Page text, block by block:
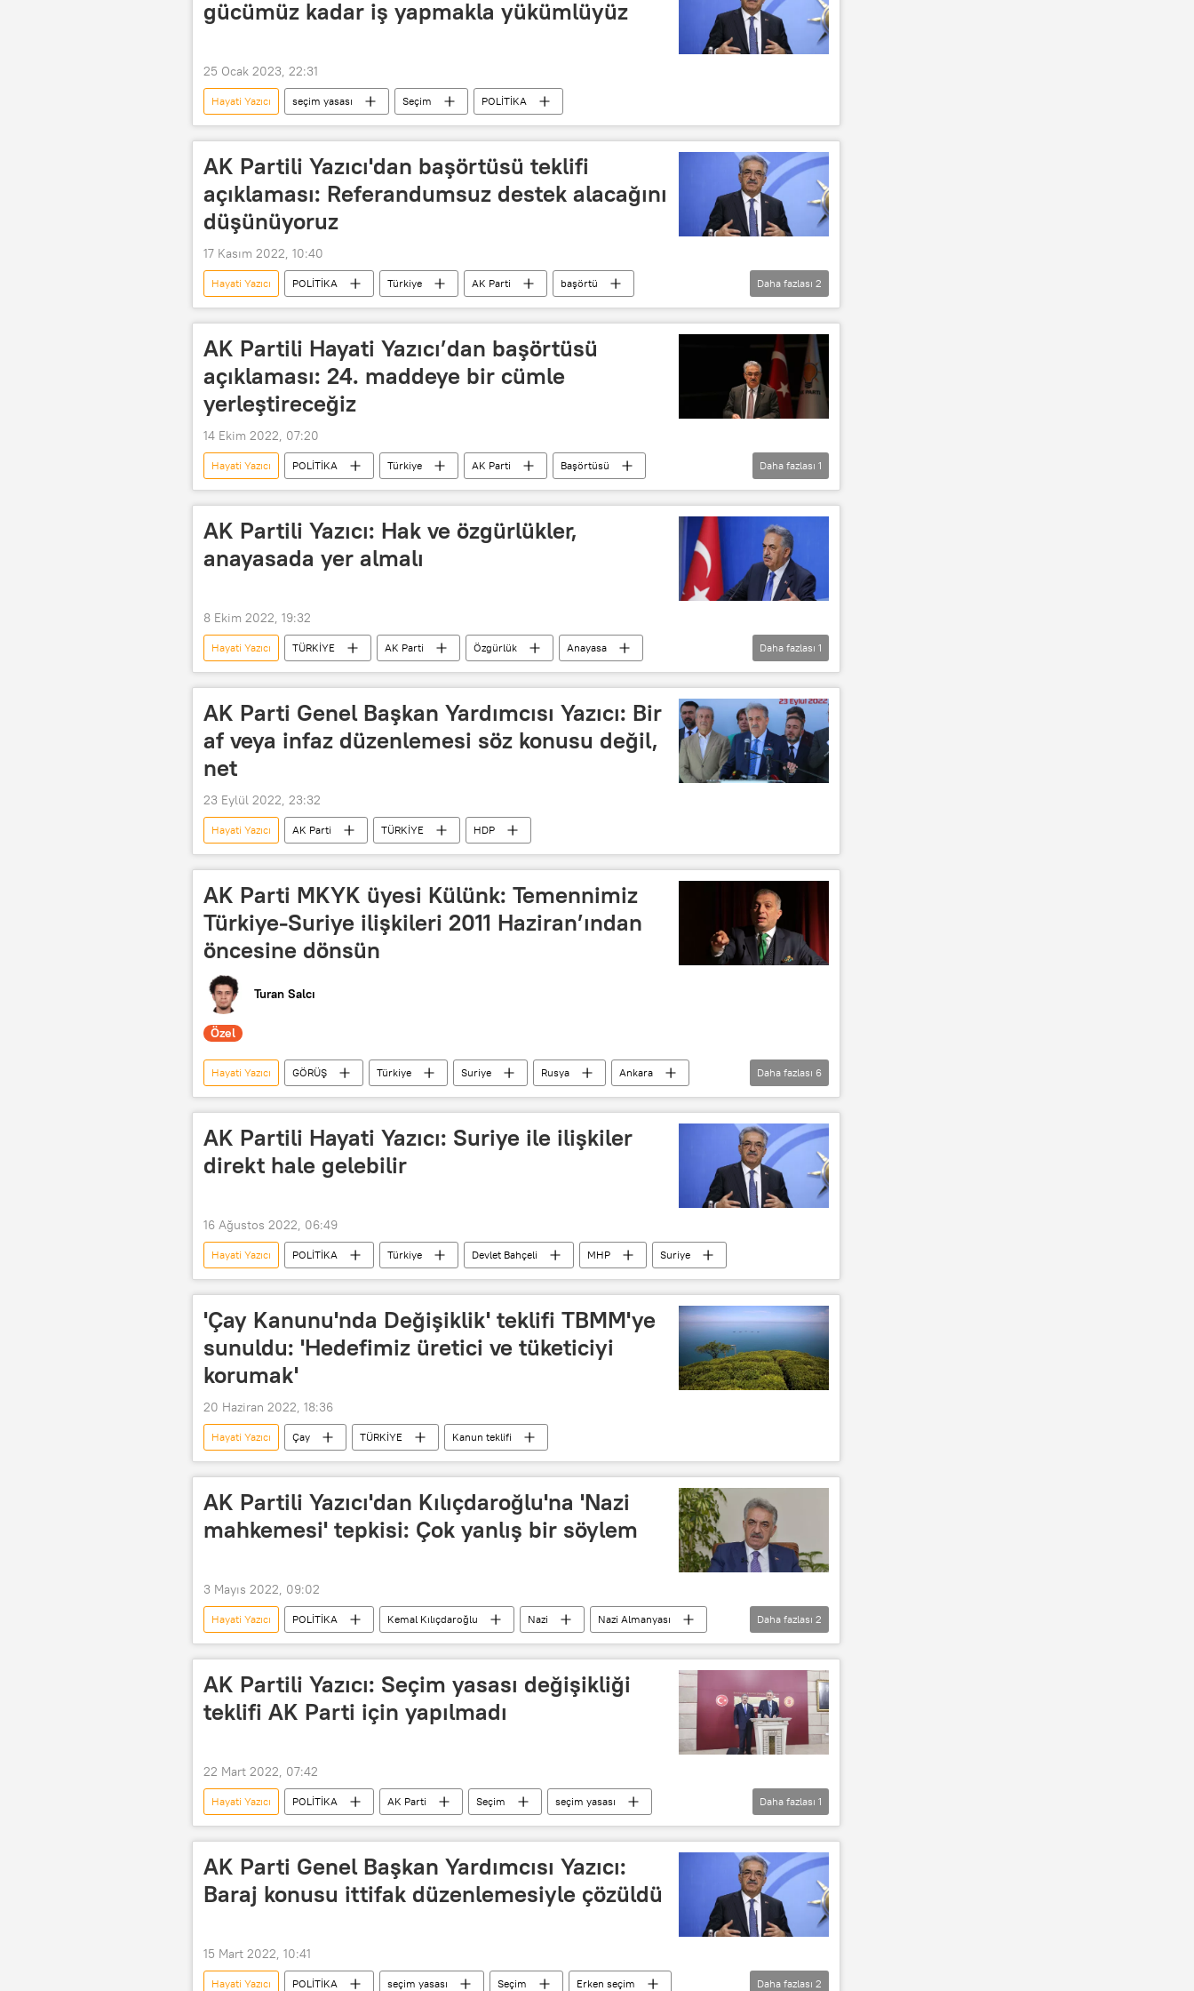
gücümüz kadar iş yapmakla yükümlüyüz
25 Ocak 2023, 22:31
Hayati Yazıcı seçim yasası Seçim POLİTİKA
AK Partili Yazıcı'dan başörtüsü teklifi
açıklaması: Referandumsuz destek alacağını
düşünüyoruz
17 Kasım 2022, 10:40
Hayati Yazıcı POLİTİKA Türkiye AK Parti
başörtü
başörtüsü yasağı
Referandum
Daha fazlası 2
AK Partili Hayati Yazıcı’dan başörtüsü
açıklaması: 24. maddeye bir cümle
yerleştireceğiz
14 Ekim 2022, 07:20
Hayati Yazıcı POLİTİKA Türkiye AK Parti
Başörtüsü
Anayasa değişikliği
Daha fazlası 1
AK Partili Yazıcı: Hak ve özgürlükler,
anayasada yer almalı
8 Ekim 2022, 19:32
Hayati Yazıcı TÜRKİYE AK Parti Özgürlük
Anayasa
cumhur ittifakı
Daha fazlası 1
AK Parti Genel Başkan Yardımcısı Yazıcı: Bir
af veya infaz düzenlemesi söz konusu değil,
net
23 Eylül 2022, 23:32
Hayati Yazıcı AK Parti TÜRKİYE HDP
AK Parti MKYK üyesi Külünk: Temennimiz
Türkiye-Suriye ilişkileri 2011 Haziran’ından
öncesine dönsün
Turan Salcı
Özel
Hayati Yazıcı GÖRÜŞ Türkiye Suriye Rusya
Ankara
Şam
Mevlüt Çavuşoğlu Devlet Bahçeli Metin Külünk
Turan Salcı
Daha fazlası 6
AK Partili Hayati Yazıcı: Suriye ile ilişkiler
direkt hale gelebilir
16 Ağustos 2022, 06:49
Hayati Yazıcı POLİTİKA Türkiye Devlet Bahçeli MHP Suriye
'Çay Kanunu'nda Değişiklik' teklifi TBMM'ye
sunuldu: 'Hedefimiz üretici ve tüketiciyi
korumak'
20 Haziran 2022, 18:36
Hayati Yazıcı Çay TÜRKİYE Kanun teklifi
AK Partili Yazıcı'dan Kılıçdaroğlu'na 'Nazi
mahkemesi' tepkisi: Çok yanlış bir söylem
3 Mayıs 2022, 09:02
Hayati Yazıcı POLİTİKA Kemal Kılıçdaroğlu Nazi
Nazi Almanyası
Mahkeme
Tepki
Daha fazlası 2
AK Partili Yazıcı: Seçim yasası değişikliği
teklifi AK Parti için yapılmadı
22 Mart 2022, 07:42
Hayati Yazıcı POLİTİKA AK Parti Seçim
seçim yasası
Seçim barajı
Daha fazlası 1
AK Parti Genel Başkan Yardımcısı Yazıcı:
Baraj konusu ittifak düzenlemesiyle çözüldü
15 Mart 2022, 10:41
Hayati Yazıcı POLİTİKA seçim yasası Seçim Erken seçim Daha fazlası 2